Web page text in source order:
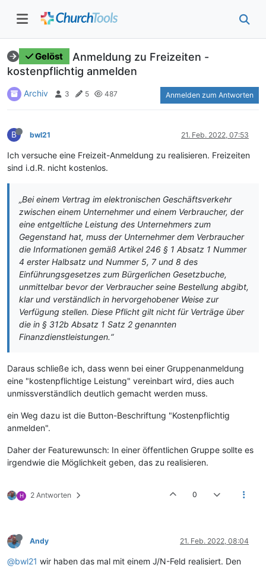
Gelöst
Anmeldung zu Freizeiten -
kostenpflichtig anmelden
Archiv 3 5 487 Anmelden zum Antworten
B bwl21 21. Feb. 2022, 07:53
Ich versuche eine Freizeit-Anmeldung zu realisieren. Freizeiten
sind i.d.R. nicht kostenlos.
„Bei einem Vertrag im elektronischen Geschäftsverkehr
zwischen einem Unternehmer und einem Verbraucher, der
eine entgeltliche Leistung des Unternehmers zum
Gegenstand hat, muss der Unternehmer dem Verbraucher
die Informationen gemäß Artikel 246 § 1 Absatz 1 Nummer
4 erster Halbsatz und Nummer 5, 7 und 8 des
Einführungsgesetzes zum Bürgerlichen Gesetzbuche,
unmittelbar bevor der Verbraucher seine Bestellung abgibt,
klar und verständlich in hervorgehobener Weise zur
Verfügung stellen. Diese Pflicht gilt nicht für Verträge über
die in § 312b Absatz 1 Satz 2 genannten
Finanzdienstleistungen.“
Daraus schließe ich, dass wenn bei einer Gruppenanmeldung
eine "kostenpflichtige Leistung" vereinbart wird, dies auch
unmissverständlich deutlich gemacht werden muss.
ein Weg dazu ist die Button-Beschriftung "Kostenpflichtig
anmelden".
Daher der Featurewunsch: In einer öffentlichen Gruppe sollte es
irgendwie die Möglichkeit geben, das zu realisieren.
H 2 Antworten 0
Andy 21. Feb. 2022, 08:04
@bwl21 wir haben das mal mit einem J/N-Feld realisiert. Den